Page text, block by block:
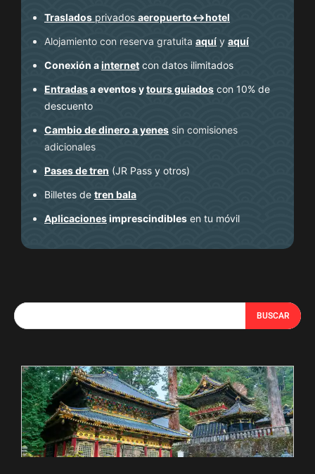
Traslados privados aeropuerto↔hotel
Alojamiento con reserva gratuita aquí y aquí
Conexión ainternet con datos ilimitados
Entradasa eventos ytours guiados con 10% de
descuento
Cambio de dinero a yenes sin comisiones
adicionales
Pases de tren (JR Pass y otros)
Billetes de tren bala
Aplicacionesimprescindibles en tu móvil
BUSCAR